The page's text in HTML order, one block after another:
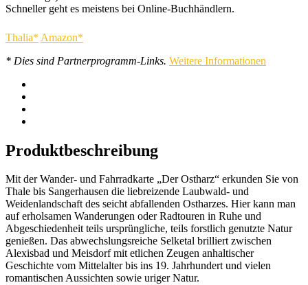
Schneller geht es meistens bei Online-Buchhändlern.
Thalia* Amazon*
* Dies sind Partnerprogramm-Links. Weitere Informationen
Produktbeschreibung
Mit der Wander- und Fahrradkarte „Der Ostharz“ erkunden Sie von
Thale bis Sangerhausen die liebreizende Laubwald- und
Weidenlandschaft des seicht abfallenden Ostharzes. Hier kann man
auf erholsamen Wanderungen oder Radtouren in Ruhe und
Abgeschiedenheit teils ursprüngliche, teils forstlich genutzte Natur
genießen. Das abwechslungsreiche Selketal brilliert zwischen
Alexisbad und Meisdorf mit etlichen Zeugen anhaltischer
Geschichte vom Mittelalter bis ins 19. Jahrhundert und vielen
romantischen Aussichten sowie uriger Natur.